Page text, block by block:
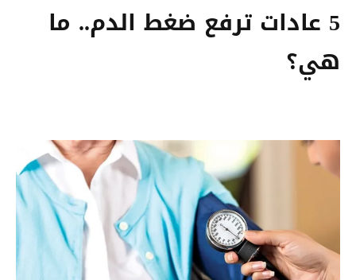
5 عادات ترفع ضغط الدم.. ما
هي؟